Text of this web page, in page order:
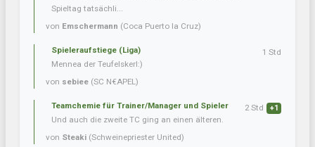
Spieltag tatsächli...
von Emschermann (Coca Puerto la Cruz)
Spieleraufstiege (Liga)
Mennea der Teufelskerl:)
von sebiee (SC N€APEL)
1 Std
Teamchemie für Trainer/Manager und Spieler
Und auch die zweite TC ging an einen älteren.
von Steaki (Schweinepriester United)
2 Std +1